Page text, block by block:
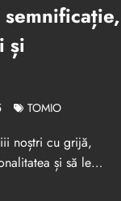
și
TOMIO
noștri cu grijă,
și să le…